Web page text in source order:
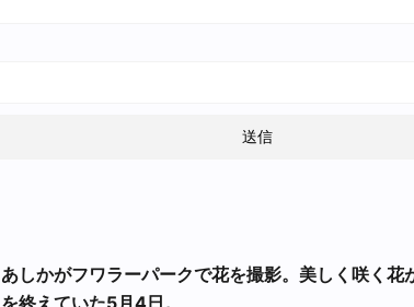
あしかがフワラーパークで花を撮影。美しく咲く花
を終えていた5月4日。